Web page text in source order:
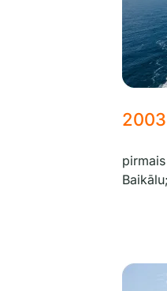
2003
Baikālu;